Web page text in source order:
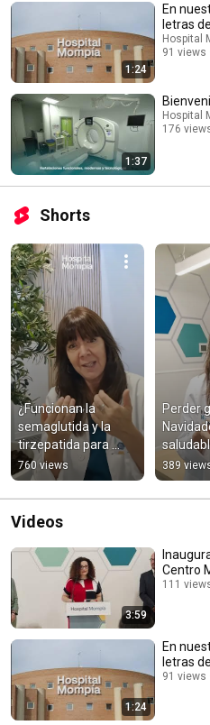
1:24
En
letras
Hospital
91 views
1:37
Hospital
176
Shorts
¿Funcionan la
semaglutida y la
tirzepatida para
adelgazar? |
Nutrición Clínica  |
Hospital Mompía
760 views
Perder
Clínica
Mompía
389
Videos
3:59
Centro
111
1:24
En
letras
91 views